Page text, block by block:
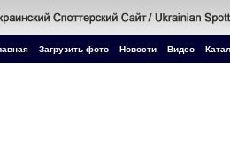
Загрузить фото Новости Видео